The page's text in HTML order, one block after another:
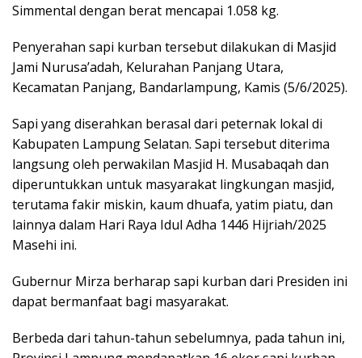
Simmental dengan berat mencapai 1.058 kg.
Penyerahan sapi kurban tersebut dilakukan di Masjid
Jami Nurusa’adah, Kelurahan Panjang Utara,
Kecamatan Panjang, Bandarlampung, Kamis (5/6/2025).
Sapi yang diserahkan berasal dari peternak lokal di
Kabupaten Lampung Selatan. Sapi tersebut diterima
langsung oleh perwakilan Masjid H. Musabaqah dan
diperuntukkan untuk masyarakat lingkungan masjid,
terutama fakir miskin, kaum dhuafa, yatim piatu, dan
lainnya dalam Hari Raya Idul Adha 1446 Hijriah/2025
Masehi ini.
Gubernur Mirza berharap sapi kurban dari Presiden ini
dapat bermanfaat bagi masyarakat.
Berbeda dari tahun-tahun sebelumnya, pada tahun ini,